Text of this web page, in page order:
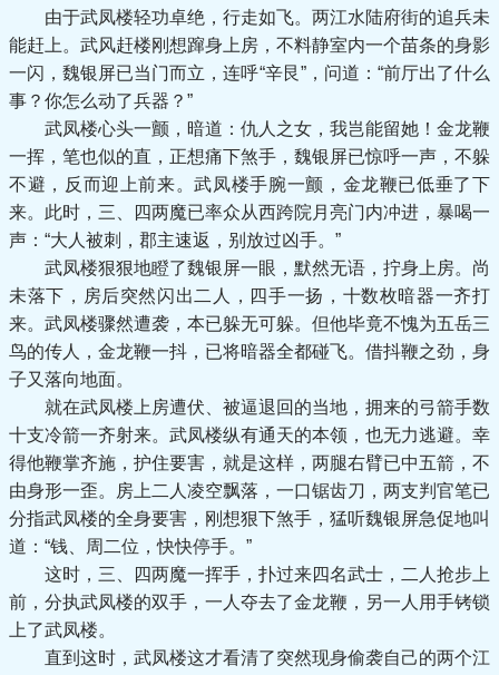
由于武凤楼轻功卓绝，行走如飞。两江水陆府街的追兵未
能赶上。武风赶楼刚想蹿身上房，不料静室内一个苗条的身影
一闪，魏银屏已当门而立，连呼“辛艮”，问道：“前厅出了什么
事？你怎么动了兵器？”
武凤楼心头一颤，暗道：仇人之女，我岂能留她！金龙鞭
一挥，笔也似的直，正想痛下煞手，魏银屏已惊呼一声，不躲
不避，反而迎上前来。武凤楼手腕一颤，金龙鞭已低垂了下
来。此时，三、四两魔已率众从西跨院月亮门内冲进，暴喝一
声：“大人被刺，郡主速返，别放过凶手。”
武凤楼狠狠地瞪了魏银屏一眼，默然无语，拧身上房。尚
未落下，房后突然闪出二人，四手一扬，十数枚暗器一齐打
来。武凤楼骤然遭袭，本已躲无可躲。但他毕竟不愧为五岳三
鸟的传人，金龙鞭一抖，已将暗器全都碰飞。借抖鞭之劲，身
子又落向地面。
就在武凤楼上房遭伏、被逼退回的当地，拥来的弓箭手数
十支冷箭一齐射来。武凤楼纵有通天的本领，也无力逃避。幸
得他鞭掌齐施，护住要害，就是这样，两腿右臂已中五箭，不
由身形一歪。房上二人凌空飘落，一口锯齿刀，两支判官笔已
分指武凤楼的全身要害，刚想狠下煞手，猛听魏银屏急促地叫
道：“钱、周二位，快快停手。”
这时，三、四两魔一挥手，扑过来四名武士，二人抢步上
前，分执武凤楼的双手，一人夺去了金龙鞭，另一人用手铐锁
上了武凤楼。
直到这时，武凤楼这才看清了突然现身偷袭自己的两个江